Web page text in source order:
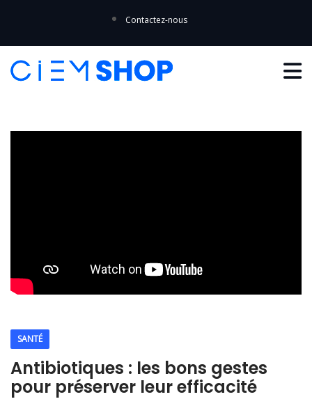
Contactez-nous
SANTÉ
Antibiotiques : les bons gestes
pour préserver leur efficacité